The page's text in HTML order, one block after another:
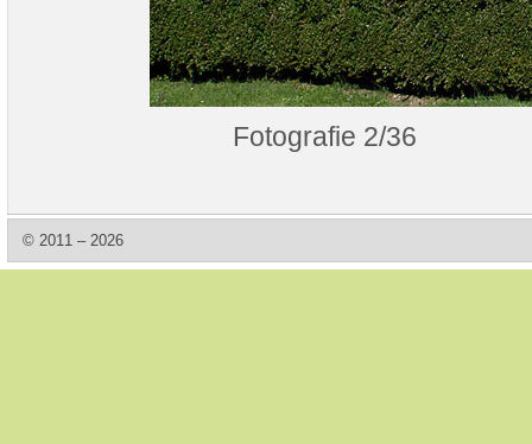
Fotografie 2/36
© 2011 – 2026